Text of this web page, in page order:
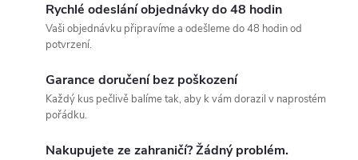
Rychlé odeslání objednávky do 48 hodin
Vaši objednávku připravíme a odešleme do 48 hodin od
potvrzení.
Garance doručení bez poškození
Každý kus pečlivě balíme tak, aby k vám dorazil v naprostém
pořádku.
Nakupujete ze zahraničí? Žádný problém.